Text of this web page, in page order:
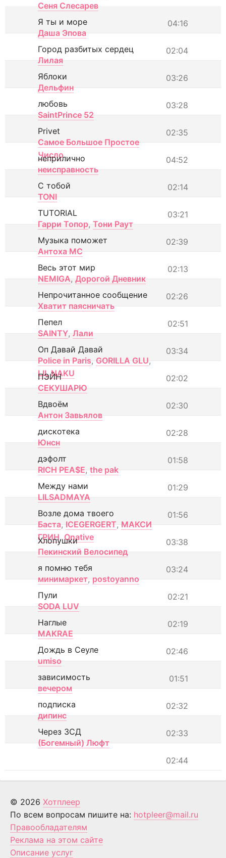
Сеня Слесарев
04:16
Я ты и море
Даша Эпова
02:04
Город разбитых сердец
Лилая
03:26
Яблоки
Дельфин
03:28
любовь
SaintPrince 52
02:35
Privet
Самое Большое Простое
Число
04:52
неприлично
неисправность
02:14
С тобой
TONI
03:21
TUTORIAL
Гарри Топор, Тони Раут
02:39
Музыка поможет
Антоха МС
02:13
Весь этот мир
NEMIGA, Дорогой Дневник
02:26
Непрочитанное сообщение
Хватит паясничать
02:51
Пепел
SAINTY, Лали
03:34
Оп Давай Давай
Police in Paris, GORILLA GLU,
LIL NAKU
02:02
ПЭЙН
СЕКУШАРЮ
02:30
Вдвоём
Антон Завьялов
02:28
дискотека
Юнсн
01:58
дэфолт
RICH PEA$E, the pak
01:29
Между нами
LILSADMAYA
01:56
Возле дома твоего
Баста, ICEGERGERT, МАКСИ
ГРИН, Onative 03:38
Хлопушки
Пекинский Велосипед
03:24
я помню тебя
минимаркет, postoyanno
02:21
Пули
SODA LUV
02:19
Наглые
MAKRAE
02:46
Дождь в Сеуле
umiso
01:51
зависимость
вечером
02:32
подписка
дипинс
02:33
Через ЗСД
(Богемный) Люфт
02:44
© 2026 Хотплеер
По всем вопросам пишите на: hotpleer@mail.ru
Правообладателям
Реклама на этом сайте
Описание услуг